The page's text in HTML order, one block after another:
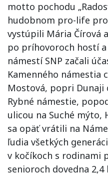
motto pochodu
hudobnom pro-life
vystúpili Mária Čírová
po príhovoroch hostí
námestí SNP začali
Kamenného námestia
Mostová, popri Dunaji
Rybné námestie,
ulicou na Suché mýto,
sa opäť vrátili na
ľudia všetkých
v kočíkoch s rodinami
senioroch dovedna 2,4